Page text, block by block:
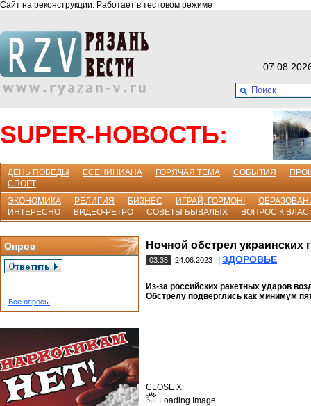
Сайт на реконструкции. Работает в тестовом режиме
SUPER-НОВОСТЬ:
ДЕНЬ ПОБЕДЫ ЕСЕНИНИАНА ГОРЯЧАЯ ТЕМА СОБЫТИЯ
СПОРТ
ЭКОНОМИКА
РЕЛИГИЯ БИЗНЕС ИГРАЙ, ГОРМОН!
ИНТЕРЕСНО
ВИДЕО-РЕТРО СОВЕТЫ БЫВАЛЫХ ВОПРОС К
Опрос
Все опросы
Ночной обстрел украинских
03:35 24.06.2023 ЗДОРОВЬЕ
Из-за российских ракетных ударов
Обстрелу подверглись как минимум
CLOSE X
Loading Image...